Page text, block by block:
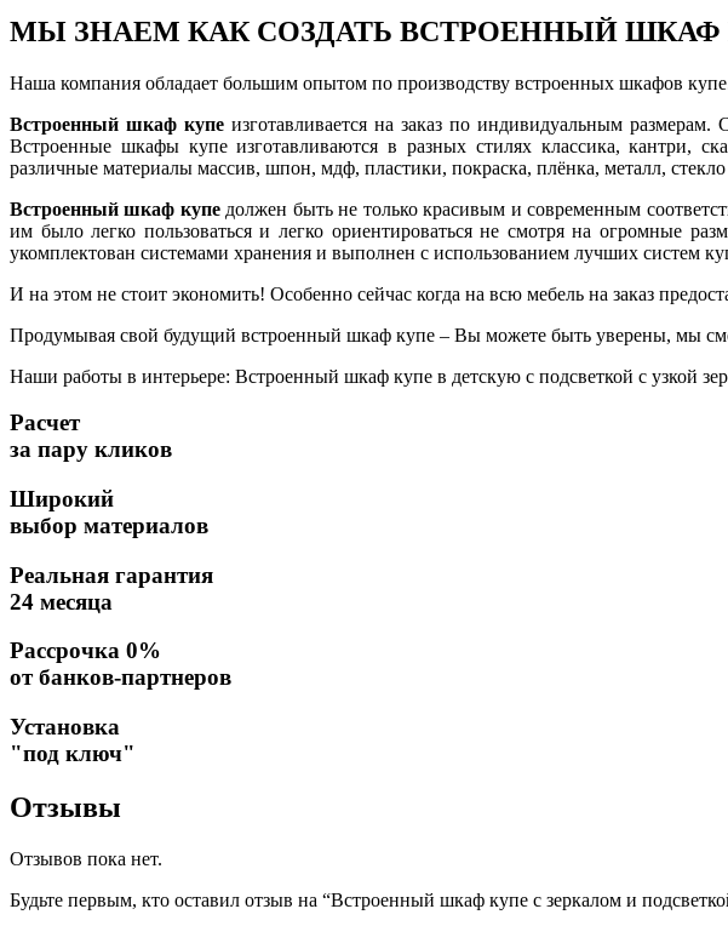
МЫ ЗНАЕМ КАК СОЗДАТЬ ВСТРОЕННЫЙ
Наша компания обладает большим опытом по производству встроенных шкафов
Встроенный шкаф купе изготавливается на заказ по индивидуальным
Встроенные шкафы купе изготавливаются в разных стилях классика, кантри,
различные материалы массив, шпон, мдф, пластики, покраска, плёнка, металл,
Встроенный шкаф купедолжен быть не только красивым и современным
им было легко пользоваться и легко ориентироваться не смотря на огромные
укомплектован системами хранения и выполнен с использованием лучших систем
И на этом не стоит экономить! Особенно сейчас когда на всю мебель на заказ
Продумывая свой будущий встроенный шкаф купе – Вы можете быть уверены, мы
Наши работы в интерьере: Встроенный шкаф купе в детскую с подсветкой с узкой
Расчет
за пару кликов
Широкий
выбор материалов
Реальная гарантия
24 месяца
Рассрочка 0%
от банков-партнеров
Установка
"под ключ"
Отзывы
Отзывов пока нет.
Будьте первым, кто оставил отзыв на “Встроенный шкаф купе с зеркалом и